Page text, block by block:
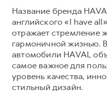
АКСЕССУАРЫ
Автомобильные
Коллекция CITY
Коллекция Базовая
Коллекция Детская
Автомобильные
Коллекция CITY
Коллекция Базовая
Коллекция Детская
Название бренда
английского «I have
отражает стремление
гармоничной жизнью.
автомобили HAVAL
самое важное для
уровень качества,
стильный дизайн.